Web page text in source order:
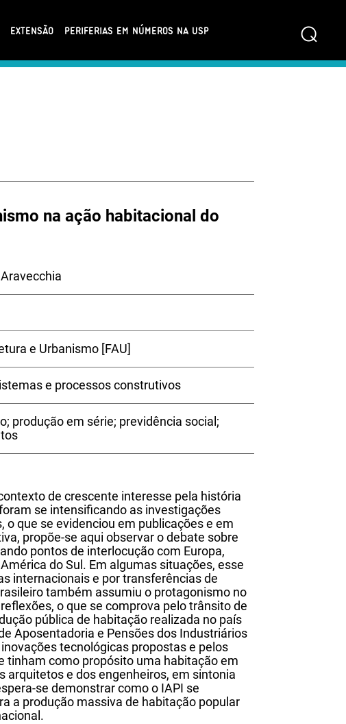
EXTENSÃO PERIFERIAS EM NÚMEROS NA USP ⌕
na ação habitacional do
e Urbanismo [FAU]
e processos construtivos
produção em série; previdência social;
de crescente interesse pela história
se intensificando as investigações
que se evidenciou em publicações e em
propõe-se aqui observar o debate sobre
pontos de interlocução com Europa,
do Sul. Em algumas situações, esse
internacionais e por transferências de
também assumiu o protagonismo no
o que se comprova pelo trânsito de
pública de habitação realizada no país
Aposentadoria e Pensões dos Industriários
tecnológicas propostas e pelos
tinham como propósito uma habitação em
arquitetos e dos engenheiros, em sintonia
se demonstrar como o IAPI se
a produção massiva de habitação popular